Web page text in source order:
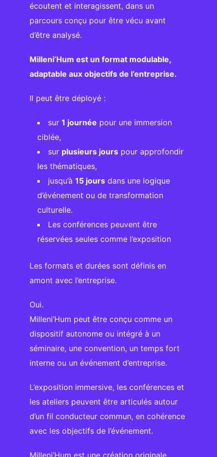
écoutent et interagissent, dans un
parcours conçu pour être vécu avant
d’être analysé.
Milleni’Hum est un format modulable,
adaptable aux objectifs de l’entreprise.
Il peut être déployé :
sur1 journée pour une immersion
ciblée,
sur plusieurs jours pour approfondir
les thématiques,
jusqu’à15 jours dans une logique
d’événement ou de transformation
culturelle.
Les conférences peuvent être
réservées seules comme l’exposition
Les formats et durées sont définis en
amont avec l’entreprise.
Oui.
Milleni’Hum peut être conçu comme un
dispositif autonome ou intégré à un
séminaire, une convention, un temps fort
interne ou un événement d’entreprise.
L’exposition immersive, les conférences et
les ateliers peuvent être articulés autour
d’un fil conducteur commun, en cohérence
avec les objectifs de l’événement.
Milleni’Hum est une création originale